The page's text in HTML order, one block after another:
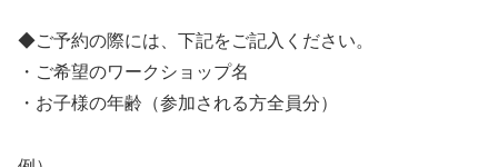
◆ご予約の際には、下記をご記入ください。
・ご希望のワークショップ名
・お子様の年齢（参加される方全員分）